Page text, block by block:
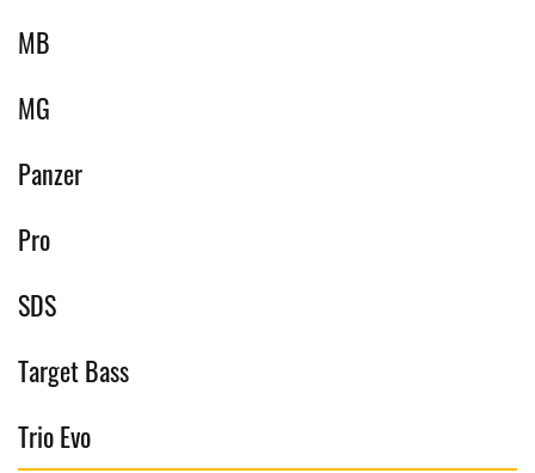
MB
MG
Panzer
Pro
SDS
Target Bass
Trio Evo